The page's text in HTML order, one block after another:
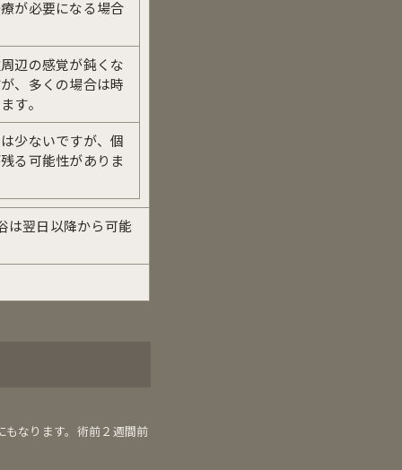
が必要になる場合
辺の感覚が鈍くな
、多くの場合は時
す。
少ないですが、個
る可能性がありま
は翌日以降から可能
なります。術前２週間前